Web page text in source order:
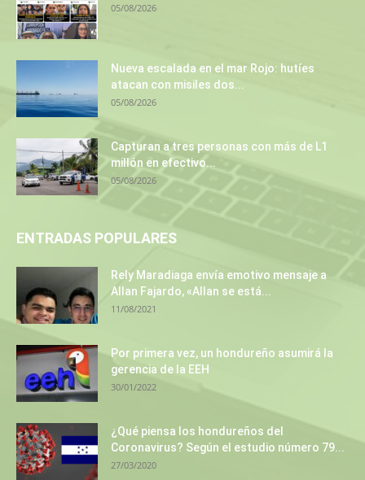
05/08/2026
Nueva escalada en el mar Rojo: hutíes
atacan con misiles dos...
05/08/2026
Capturan a tres personas con más de L1
millón en efectivo...
05/08/2026
ENTRADAS POPULARES
Rely Maradiaga envía emotivo mensaje a
Allan Fajardo, «Allan se está...
11/08/2021
Por primera vez, un hondureño asumirá la
gerencia de la EEH
30/01/2022
¿Qué piensa los hondureños del
Coronavirus? Según el estudio número 79...
27/03/2020